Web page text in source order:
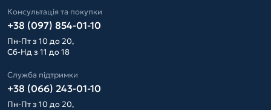
Консультація та покупки
+38 (097) 854-01-10
Пн-Пт з 10 до 20,
Сб-Нд з 11 до 18
Служба підтримки
+38 (066) 243-01-10
Пн-Пт з 10 до 20,